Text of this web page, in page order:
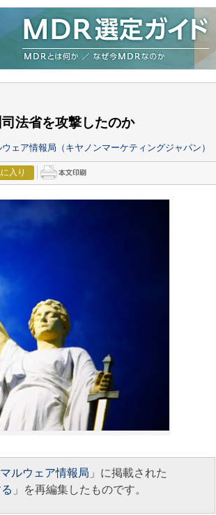
法省を攻撃したのか
ェア情報局（キヤノンマーケティングジャパン）
入り
マルウェア情報局 」に掲載された
」を再編集したものです。